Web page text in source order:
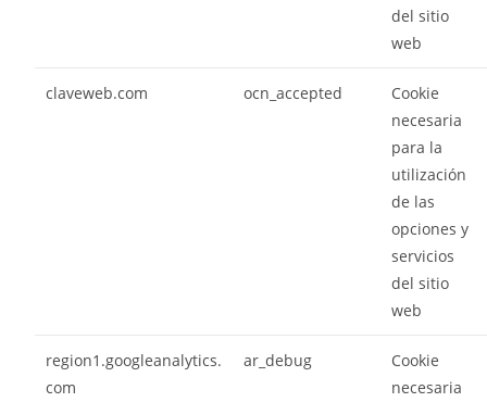
del sitio
web
claveweb.com ocn_accepted
Cookie
necesaria
para la
utilización
de las
opciones y
servicios
del sitio
web
region1.googleanalytics.
com
ar_debug
Cookie
necesaria